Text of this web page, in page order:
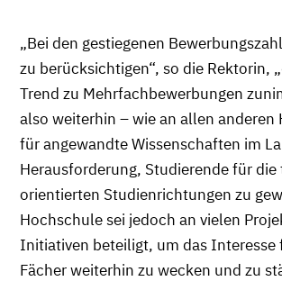
„Bei den gestiegenen
zu berücksichtigen“, so die Rektorin,
Trend zu Mehrfachbewerbungen
also weiterhin – wie an allen anderen
für angewandte Wissenschaften im
Herausforderung, Studierende für die
orientierten Studienrichtungen zu
Hochschule sei jedoch an vielen
Initiativen beteiligt, um das Interesse
Fächer weiterhin zu wecken und zu